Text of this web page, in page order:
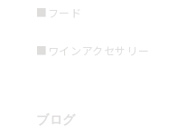
■フード
■ワインアクセサリー
ブログ